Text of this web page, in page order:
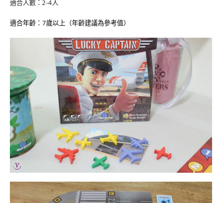
適合人數：2-4人
適合年齡：7歲以上（年齡建議為參考值）